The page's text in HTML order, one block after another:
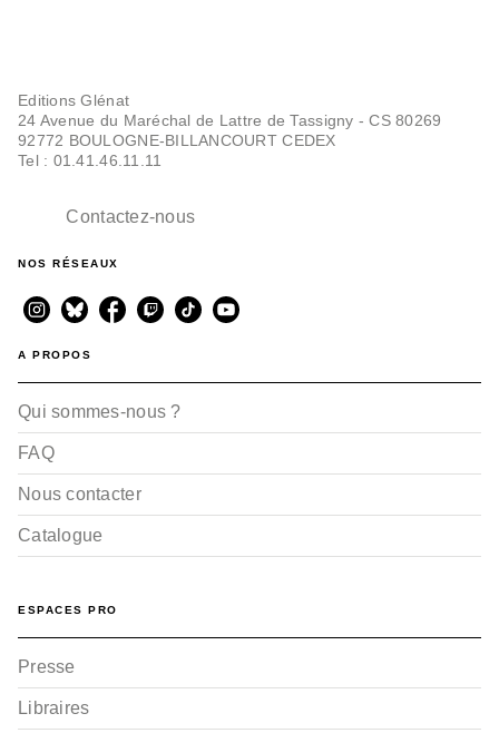
Editions Glénat
24 Avenue du Maréchal de Lattre de Tassigny - CS 80269
92772 BOULOGNE-BILLANCOURT CEDEX
Tel : 01.41.46.11.11
Contactez-nous
NOS RÉSEAUX
A PROPOS
Qui sommes-nous ?
FAQ
Nous contacter
Catalogue
ESPACES PRO
Presse
Libraires